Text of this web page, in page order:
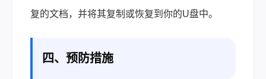
复的文档，并将其复制或恢复到你的U盘中。
四、预防措施